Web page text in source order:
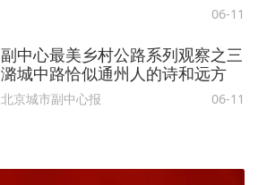
06-11
副中心最美乡村公路系列观察之三
潞城中路恰似通州人的诗和远方
北京城市副中心报 06-11